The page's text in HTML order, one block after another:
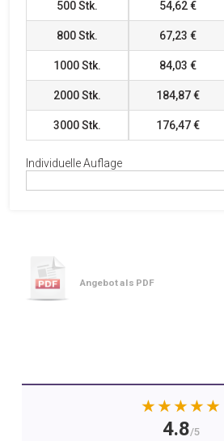
500Stk. 54,62 €
800Stk. 67,23 €
1000Stk. 84,03 €
2000Stk. 184,87 €
3000Stk. 176,47 €
Individuelle Auflage
Angebot als PDF
★★★★★
4.8/5